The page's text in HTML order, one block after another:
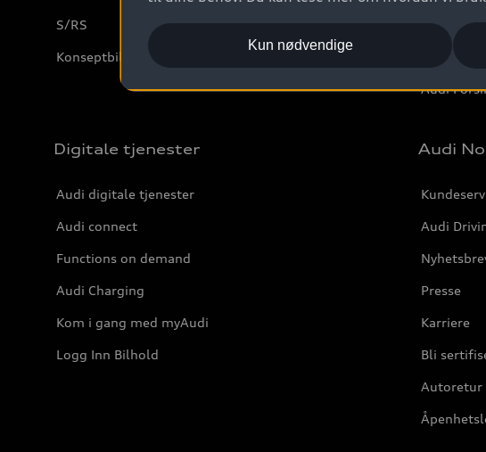
S/RS
Konseptbiler og prototyper
Leasing
Bilgarantier
Audi
Digitale tjenester
Audi digitale tjenester
Audi connect
Functions on demand
Audi Charging
Kom i gang med myAudi
Logg Inn Bilhold
Audi
Audi
Presse
Karriere
Bli
Autoretur
Kun nødvendige